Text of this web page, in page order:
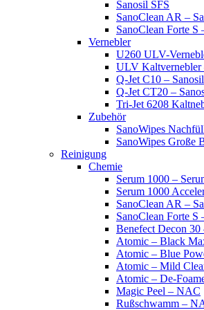
Sanosil SFS
SanoClean AR –
SanoClean Forte S
Vernebler
U260 ULV-
ULV Kaltvernebler
Q-Jet C10 – Sanosil
Q-Jet CT20 –
Tri-Jet 6208
Zubehör
SanoWipes
SanoWipes Große
Reinigung
Chemie
Serum 1000 –
Serum 1000
SanoClean AR –
SanoClean Forte S
Benefect Decon 30
Atomic – Black
Atomic – Blue
Atomic – Mild
Atomic – De-
Magic Peel – NAC
Rußschwamm –